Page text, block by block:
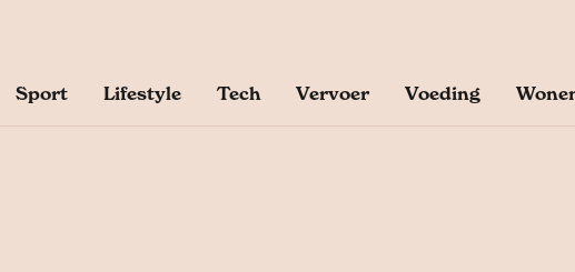
Sport Lifestyle Tech Vervoer Voeding